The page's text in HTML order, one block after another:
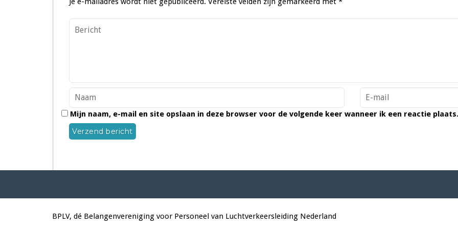
Mijn naam, e-mail en site opslaan in deze browser voor de volgende keer wanneer ik een reactie plaats.
BPLV, dé Belangenvereniging voor Personeel van Luchtverkeersleiding Nederland